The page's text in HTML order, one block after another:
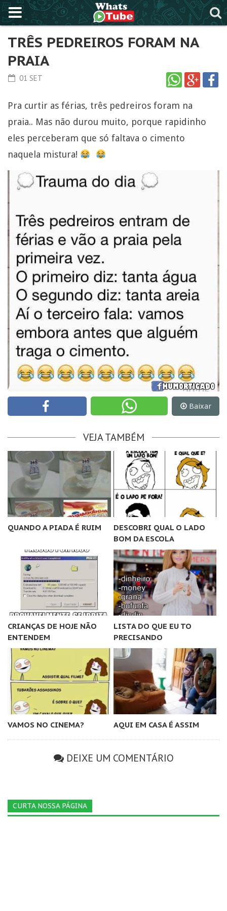
TRÊS PEDREIROS FORAM NA
PRAIA
01 SET
Pra curtir as férias, três pedreiros foram na
praia.. Mas não durou muito, porque rapidinho
eles perceberam que só faltava o cimento
naquela mistura!
Baixar
VEJA TAMBÉM
QUANDO A PIADA É RUIM
DESCOBRI QUAL O LADO
BOM DA ESCOLA
CRIANÇAS DE HOJE NÃO
ENTENDEM
LISTA DO QUE EU TO
PRECISANDO
VAMOS NO CINEMA? AQUI EM CASA É ASSIM
DEIXE UM COMENTÁRIO
CURTA NOSSA PÁGINA